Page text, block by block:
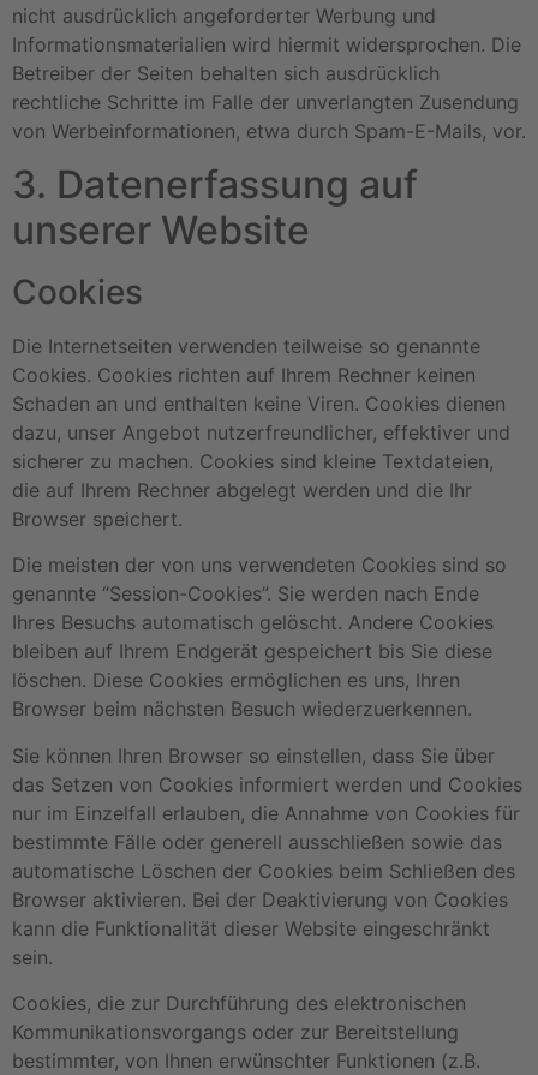
nicht ausdrücklich angeforderter Werbung und
Informationsmaterialien wird hiermit widersprochen. Die
Betreiber der Seiten behalten sich ausdrücklich
rechtliche Schritte im Falle der unverlangten Zusendung
von Werbeinformationen, etwa durch Spam-E-Mails, vor.
3. Datenerfassung auf
unserer Website
Cookies
Die Internetseiten verwenden teilweise so genannte
Cookies. Cookies richten auf Ihrem Rechner keinen
Schaden an und enthalten keine Viren. Cookies dienen
dazu, unser Angebot nutzerfreundlicher, effektiver und
sicherer zu machen. Cookies sind kleine Textdateien,
die auf Ihrem Rechner abgelegt werden und die Ihr
Browser speichert.
Die meisten der von uns verwendeten Cookies sind so
genannte “Session-Cookies”. Sie werden nach Ende
Ihres Besuchs automatisch gelöscht. Andere Cookies
bleiben auf Ihrem Endgerät gespeichert bis Sie diese
löschen. Diese Cookies ermöglichen es uns, Ihren
Browser beim nächsten Besuch wiederzuerkennen.
Sie können Ihren Browser so einstellen, dass Sie über
das Setzen von Cookies informiert werden und Cookies
nur im Einzelfall erlauben, die Annahme von Cookies für
bestimmte Fälle oder generell ausschließen sowie das
automatische Löschen der Cookies beim Schließen des
Browser aktivieren. Bei der Deaktivierung von Cookies
kann die Funktionalität dieser Website eingeschränkt
sein.
Cookies, die zur Durchführung des elektronischen
Kommunikationsvorgangs oder zur Bereitstellung
bestimmter, von Ihnen erwünschter Funktionen (z.B.